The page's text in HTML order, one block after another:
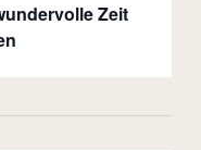
Zeit